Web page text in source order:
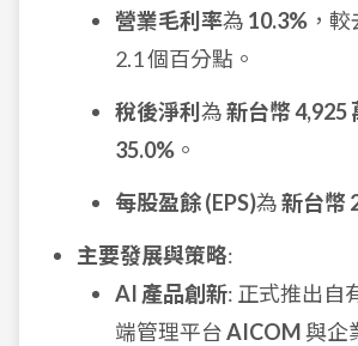
營業毛利率為 10.3% ，
2.1 個百分點。
稅後淨利 為新台幣 4,925
35.0% 。
每股盈餘 (EPS)為新台幣
主要發展與策略:
AI 產品創新: 正式推出自
端管理平台AICOM與企